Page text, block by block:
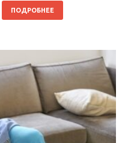
ПОДРОБНЕЕ